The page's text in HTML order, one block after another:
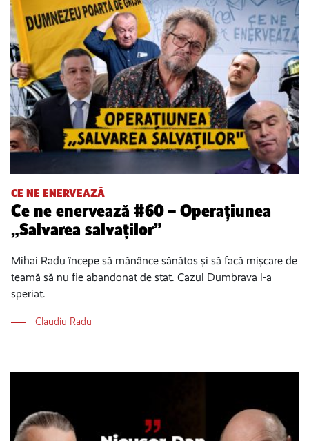
CE NE ENERVEAZĂ
Ce ne enervează #60 – Operațiunea
„Salvarea salvaților”
Mihai Radu începe să mănânce sănătos și să facă mișcare de
teamă să nu fie abandonat de stat. Cazul Dumbrava l-a
speriat.
Claudiu Radu